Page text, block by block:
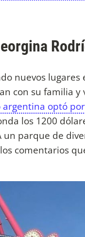
nuevos lugares
con su familia y
argentina optó
los 1200
parque de
comentarios